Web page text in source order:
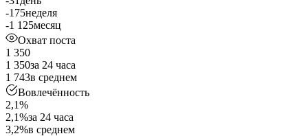
-175неделя
-1 125месяц
Охват поста
1 350
1 350за 24 часа
1 743в среднем
Вовлечённость
2,1%
2,1%за 24 часа
3,2%в среднем